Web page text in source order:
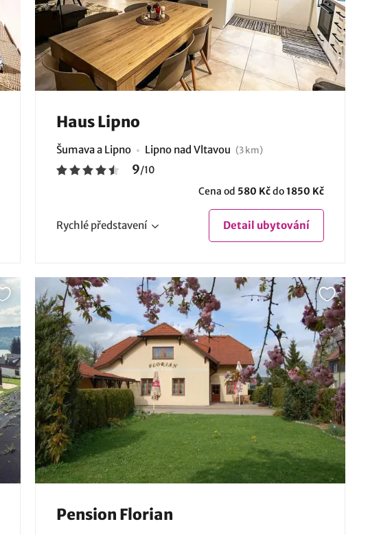
Haus Lipno
Šumava a Lipno Lipno nad Vltavou (3 km)
9/10
Cena od 580 Kčdo1850 Kč
Rychlé představení Detail ubytování
Pension Florian